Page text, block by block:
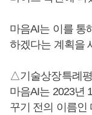
마음AI는 이를 통
하겠다는 계획을
△기술상장특례
마음AI는 2023년
꾸기 전의 이름인